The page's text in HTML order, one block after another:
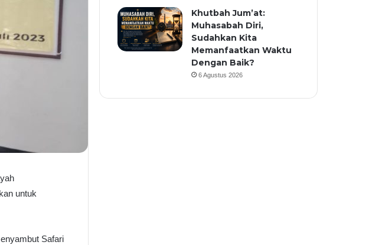
untuk
Safari
Khutbah Jum’at:
Muhasabah Diri,
Sudahkan Kita
Memanfaatkan Waktu
Dengan Baik?
6 Agustus 2026